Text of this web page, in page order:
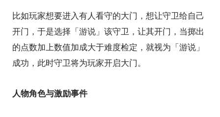
比如玩家想要进入有人看守的大门，想让守卫给自己
开门，于是选择「游说」该守卫，让其开门，当掷出
的点数加上数值加成大于难度检定，就视为「游说」
成功，此时守卫将为玩家开启大门。
人物角色与激励事件